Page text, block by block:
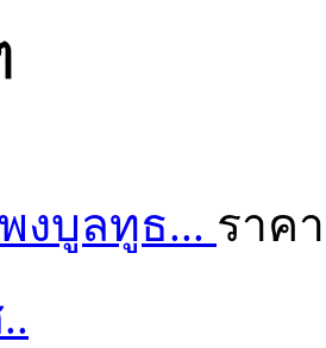
งบูลทูธ... ราค